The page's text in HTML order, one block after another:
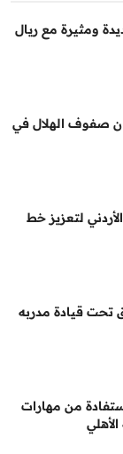
ومثيرة مع ريال
صفوف الهلال في
لتعزيز خط
تحت قيادة مدربه
من مهارات